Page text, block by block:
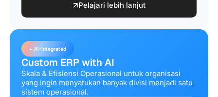
Pelajari lebih lanjut
+ AI-Integrated
Custom ERP with AI
Skala & Efisiensi Operasional untuk organisasi
yang ingin menyatukan banyak divisi menjadi satu
sistem operasional.